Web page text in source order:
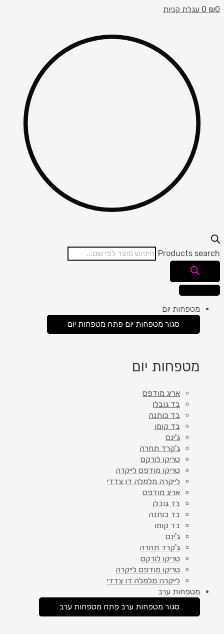
₪0
0 עגלת קניות
Products search
מטפחות יום
סגור מטפחות יום פתח מטפחות יום
מטפחות יום
אריג מודפס
בד גובלן
בד כותנה
בד קומו
ג'ינס
ג'קרד תחרה
טריקו לורקס
טריקו מודפס לייקרה
לייקרה מלמלה דו צדדי
אריג מודפס
בד גובלן
בד כותנה
בד קומו
ג'ינס
ג'קרד תחרה
טריקו לורקס
טריקו מודפס לייקרה
לייקרה מלמלה דו צדדי
מטפחות ערב
סגור מטפחות ערב פתח מטפחות ערב